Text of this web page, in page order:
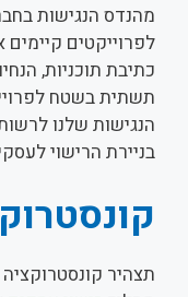
מהנדס הנגישות
לפרוייקטים
כתיבת תוכניות,
תשתית בשטח
הנגישות שלנו
בניירת הרישוי
תצהיר